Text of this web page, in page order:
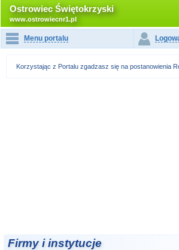
Ostrowiec Świętokrzyski
www.ostrowiecnr1.pl
Menu portalu
Korzystając z Portalu zgadzasz się na postanowienia
Firmy i instytucje